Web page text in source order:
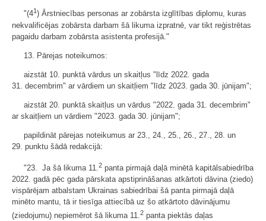
"(41 ) Ārstniecības personas ar zobārsta izglītības diplomu, kuras
nekvalificējas zobārsta darbam šā likuma izpratnē, var tikt reģistrētas
pagaidu darbam zobārsta asistenta profesijā."
13. Pārejas noteikumos:
aizstāt 10. punktā vārdus un skaitļus "līdz 2022. gada
31. decembrim" ar vārdiem un skaitļiem "līdz 2023. gada 30. jūnijam";
aizstāt 20. punktā skaitļus un vārdus "2022. gada 31. decembrim"
ar skaitļiem un vārdiem "2023. gada 30. jūnijam";
papildināt pārejas noteikumus ar 23., 24., 25., 26., 27., 28. un
29. punktu šādā redakcijā:
"23. Ja šā likuma 11. 2 panta pirmajā daļā minētā kapitālsabiedrība
2022. gadā pēc gada pārskata apstiprināšanas atkārtoti dāvina (ziedo)
vispārējam atbalstam Ukrainas sabiedrībai šā panta pirmajā daļā
minēto mantu, tā ir tiesīga attiecībā uz šo atkārtoto dāvinājumu
(ziedojumu) nepiemērot šā likuma 11.2 panta piektās daļas